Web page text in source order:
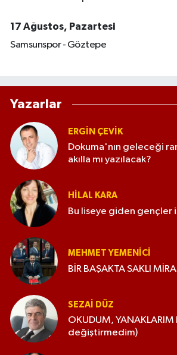
17 Ağustos, Pazartesi
Samsunspor - Göztepe
Yazarlar
ERGIN ÇEVİK
Dokuma'nın geleceği
akılla mı yazılacak?
HILAL KARA
Bu liseye giden gençler
MEHMET YEMENICI
BİR BAŞAKTA SAKLI
SEZAI DÜZ
OKUDUM, YANAKLARIM
değiştirmedim)